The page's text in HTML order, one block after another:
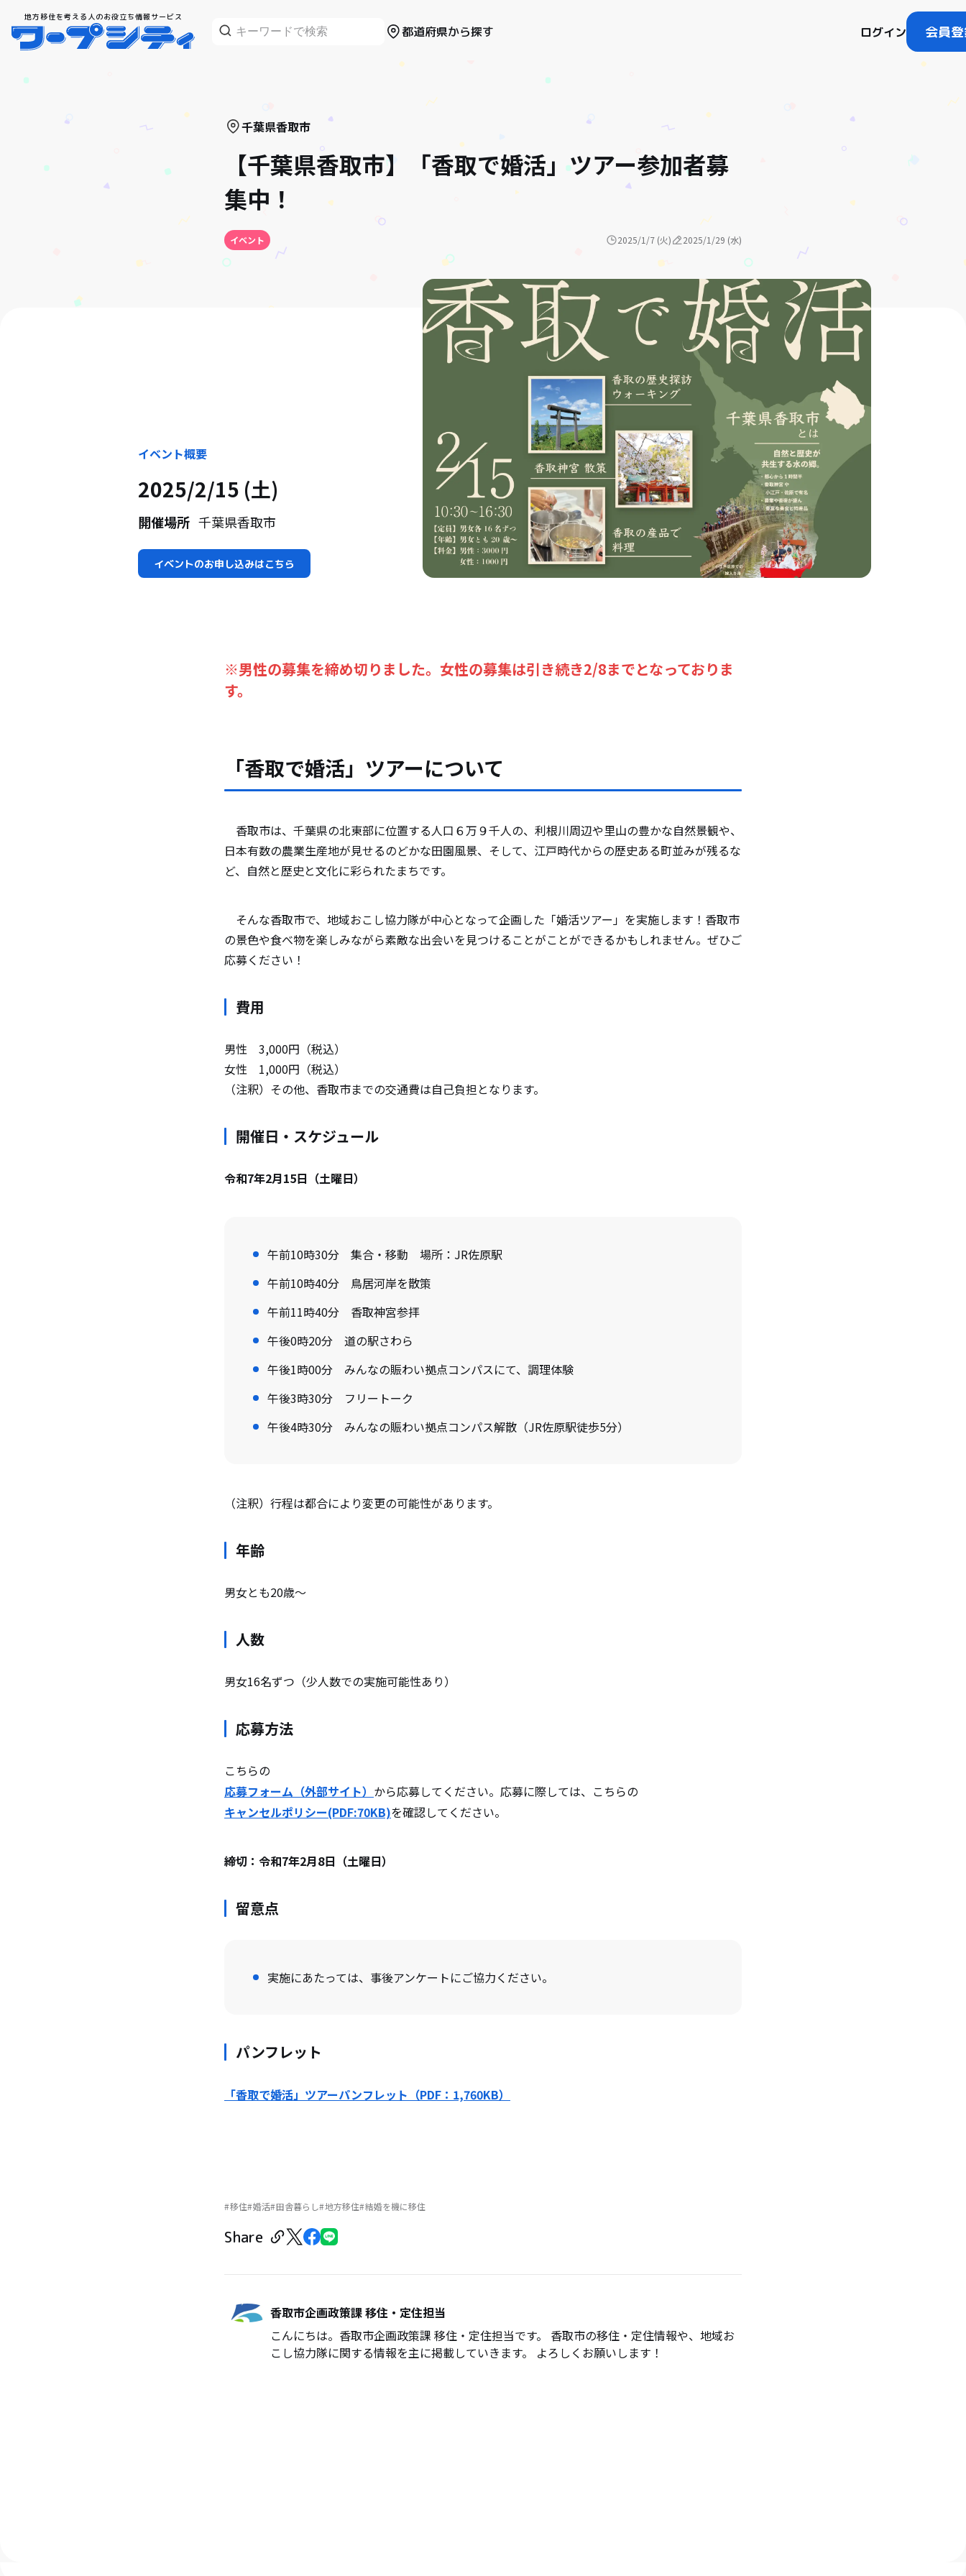
地方移住を考える人のお役立ち情報サービス
都道府県から探す ログイン 会員
千葉県香取市
【千葉県香取市】「香取で婚活」ツアー参加者募
集中！
イベント 2025/1/7 (火) 2025/1/29 (水)
イベント概要
2025/2/15 (土)
開催場所 千葉県香取市
イベントのお申し込みはこちら
※男性の募集を締め切りました。女性の募集は引き続き2/8までとなっておりま
す。
「香取で婚活」ツアーについて
香取市は、千葉県の北東部に位置する人口６万９千人の、利根川周辺や里山の豊かな自然景観や、
日本有数の農業生産地が見せるのどかな田園風景、そして、江戸時代からの歴史ある町並みが残るな
ど、自然と歴史と文化に彩られたまちです。
そんな香取市で、地域おこし協力隊が中心となって企画した「婚活ツアー」を実施します！香取市
の景色や食べ物を楽しみながら素敵な出会いを見つけることがことができるかもしれません。ぜひご
応募ください！
費用
男性 3,000円（税込）
女性 1,000円（税込）
（注釈）その他、香取市までの交通費は自己負担となります。
開催日・スケジュール
令和7年2月15日（土曜日）
午前10時30分 集合・移動 場所：JR佐原駅
午前10時40分 鳥居河岸を散策
午前11時40分 香取神宮参拝
午後0時20分 道の駅さわら
午後1時00分 みんなの賑わい拠点コンパスにて、調理体験
午後3時30分 フリートーク
午後4時30分 みんなの賑わい拠点コンパス解散（JR佐原駅徒歩5分）
（注釈）行程は都合により変更の可能性があります。
年齢
男女とも20歳～
人数
男女16名ずつ（少人数での実施可能性あり）
応募方法
こちらの
応募フォーム（外部サイト） から応募してください。応募に際しては、こちらの
キャンセルポリシー(PDF:70KB)を確認してください。
締切：令和7年2月8日（土曜日）
留意点
実施にあたっては、事後アンケートにご協力ください。
パンフレット
「香取で婚活」ツアーパンフレット（PDF：1,760KB）
移住 婚活 田舎暮らし 地方移住 結婚を機に移住
Share
香取市企画政策課 移住・定住担当
こんにちは。香取市企画政策課 移住・定住担当です。 香取市の移住・定住情報や、地域お
こし協力隊に関する情報を主に掲載していきます。 よろしくお願いします！